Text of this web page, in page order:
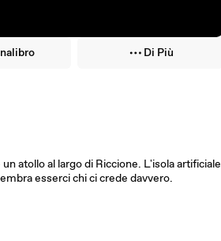
Di Più
atollo al largo di Riccione. L'isola artificiale
esserci chi ci crede davvero.